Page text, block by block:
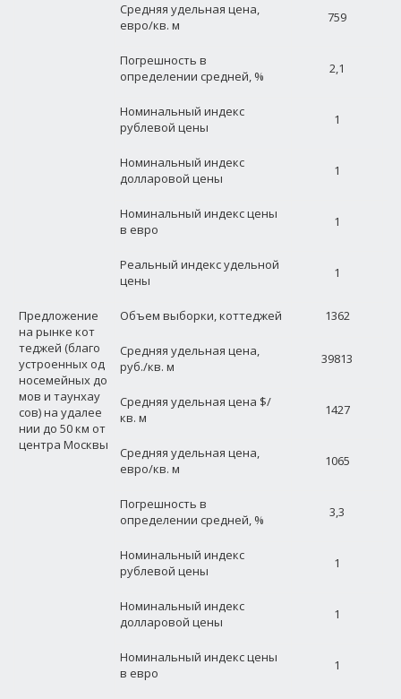
Средняя удельная цена,
евро/кв. м
759
Погрешность в
определении средней, %
2,1
Номинальный индекс
рублевой цены
1
Номинальный индекс
долларовой цены
1
Номинальный индекс цены
в евро
1
Реальный индекс удельной
цены
1
Предложение
на рынке кот
теджей (благо
устроенных од
носемейных до
мов и таунхау
сов) на удалее
нии до 50 км от
центра Москвы
Объем выборки, коттеджей 1362
Средняя удельная цена,
руб./кв. м
39813
Средняя удельная цена $/
кв. м
1427
Средняя удельная цена,
евро/кв. м
1065
Погрешность в
определении средней, %
3,3
Номинальный индекс
рублевой цены
1
Номинальный индекс
долларовой цены
1
Номинальный индекс цены
в евро
1